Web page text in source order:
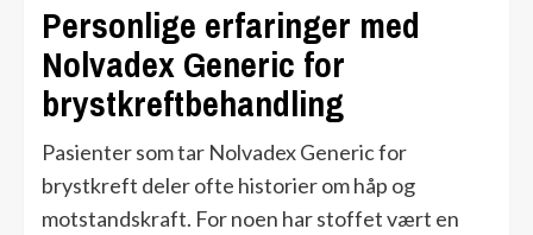
Personlige erfaringer med
Nolvadex Generic for
brystkreftbehandling
Pasienter som tar Nolvadex Generic for
brystkreft deler ofte historier om håp og
motstandskraft. For noen har stoffet vært en